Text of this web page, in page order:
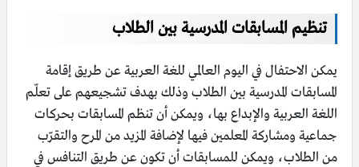
تنظيم المسابقات المدرسية بين الطلاب
يمكن الاحتفال في اليوم العالمي للغة العربية عن طريق إقامة
المسابقات المدرسية بين الطلاب وذلك بهدف تشجيعهم على تعلّم
اللغة العربية والإبداع بها، ويمكن أن تنظم المسابقات بحركات
جماعية ومشاركة المعلمين فيها لإضافة المزيد من المرح والتقرّب
من الطلاب، ويمكن للمسابقات أن تكون عن طريق التنافس في